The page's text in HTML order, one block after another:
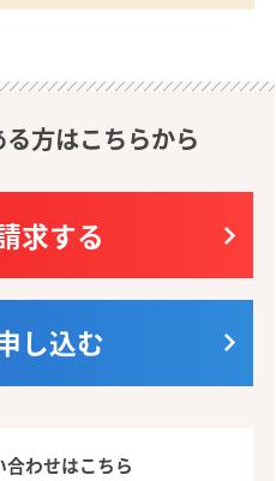
方はこちらから
求する
し込む
わせはこちら